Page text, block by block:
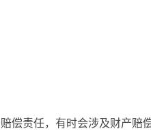
偿责任，有时会涉及财产赔